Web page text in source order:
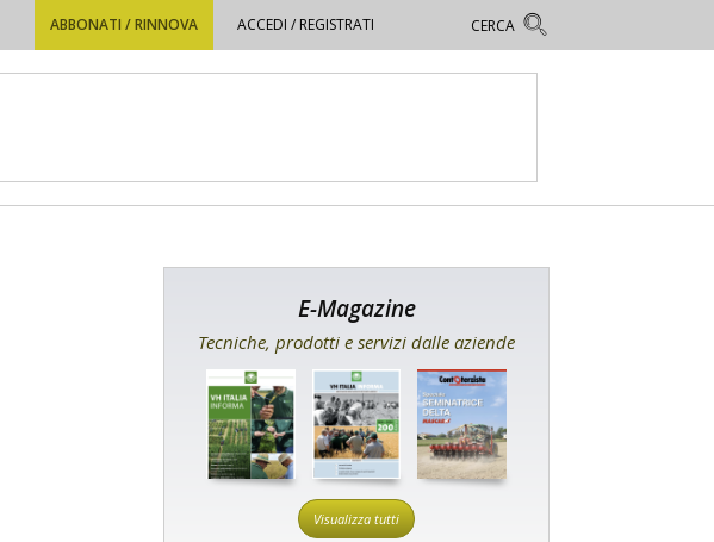
ABBONATI / RINNOVA ACCEDI / REGISTRATI
E-Magazine
Tecniche, prodotti e servizi dalle aziende
Visualizza tutti